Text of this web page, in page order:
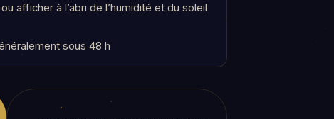
afficher à l’abri de l’humidité et du soleil
sous 48 h